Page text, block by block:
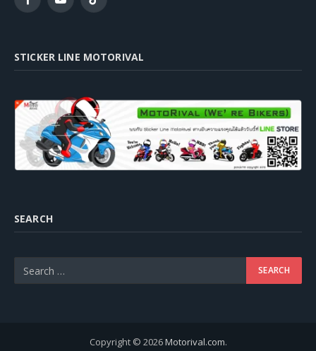
FacebookYouTubeTikTok
STICKER LINE MOTORIVAL
SEARCH
Copyright © 2026Motorival.com.